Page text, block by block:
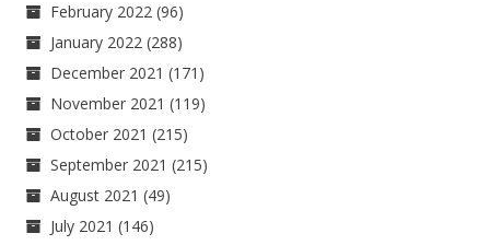
February 2022 (96)
January 2022 (288)
December 2021 (171)
November 2021 (119)
October 2021 (215)
September 2021 (215)
August 2021 (49)
July 2021 (146)